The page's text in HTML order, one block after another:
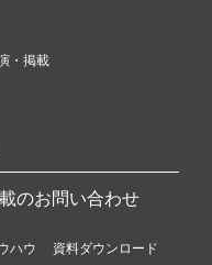
・掲載
のお問い合わせ
ハウ
資料ダウンロード